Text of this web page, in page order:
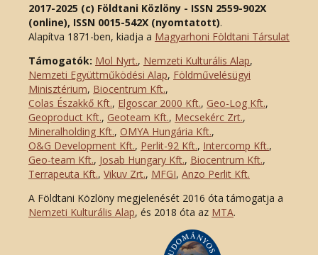
2017-2025 (c) Földtani Közlöny - ISSN 2559-902X
(online), ISSN 0015-542X (nyomtatott).
Alapítva 1871-ben, kiadja a Magyarhoni Földtani Társulat
Támogatók: Mol Nyrt., Nemzeti Kulturális Alap,
Nemzeti Együttműködési Alap, Földművelésügyi
Minisztérium, Biocentrum Kft.,
Colas Északkő Kft., Elgoscar 2000 Kft., Geo-Log Kft.,
Geoproduct Kft., Geoteam Kft., Mecsekérc Zrt.,
Mineralholding Kft., OMYA Hungária Kft.,
O&G Development Kft., Perlit-92 Kft., Intercomp Kft.,
Geo-team Kft., Josab Hungary Kft., Biocentrum Kft.,
Terrapeuta Kft., Vikuv Zrt., MFGI, Anzo Perlit Kft.
A Földtani Közlöny megjelenését 2016 óta támogatja a
Nemzeti Kulturális Alap, és 2018 óta az MTA.